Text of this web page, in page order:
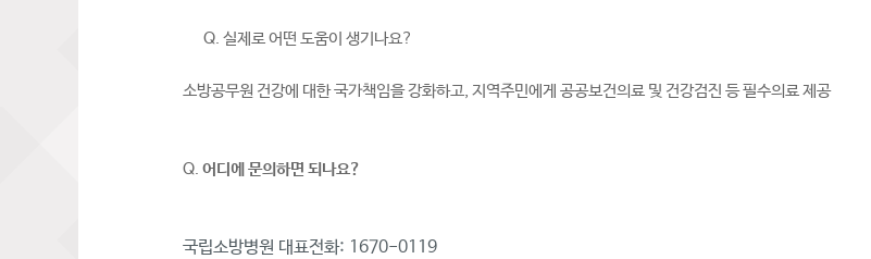
Q. 실제로 어떤 도움이 생기나요?
소방공무원 건강에 대한 국가책임을 강화하고, 지역주민에게 공공보건의료 및 건강검진 등 필수의료 제공
Q. 어디에 문의하면 되나요?
국립소방병원 대표전화: 1670-0119